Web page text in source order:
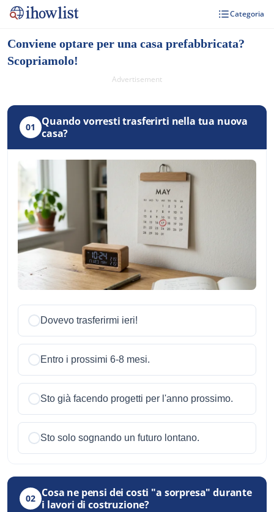
Categoria
Conviene optare per una casa prefabbricata?
Scopriamolo!
Advertisement
01
Quando vorresti trasferirti nella tua nuova
casa?
Dovevo trasferirmi ieri!
Entro i prossimi 6-8 mesi.
Sto già facendo progetti per l'anno prossimo.
Sto solo sognando un futuro lontano.
02 Cosa ne pensi dei costi "a sorpresa" durante
i lavori di costruzione?